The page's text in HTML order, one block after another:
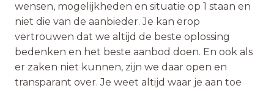
wensen, mogelijkheden en situatie op 1 staan en
niet die van de aanbieder. Je kan erop
vertrouwen dat we altijd de beste oplossing
bedenken en het beste aanbod doen. En ook als
er zaken niet kunnen, zijn we daar open en
transparant over. Je weet altijd waar je aan toe